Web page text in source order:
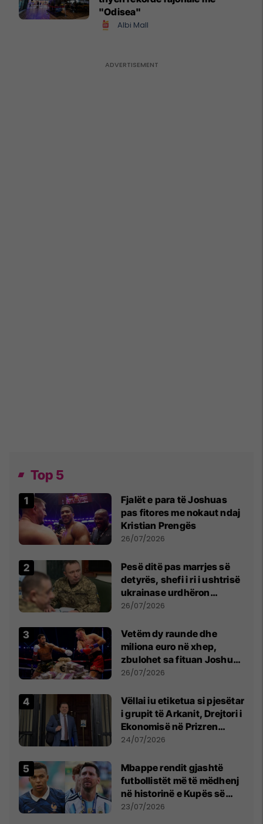
"Odisea"
Albi Mall
Top 5
Fjalët e para të Joshuas
pas fitores me nokaut ndaj
Kristian Prengës
26/07/2026
Pesë ditë pas marrjes së
detyrës, shefi i ri i ushtrisë
ukrainase urdhëron
kontroll të madh
26/07/2026
Vetëm dy raunde dhe
miliona euro në xhep,
zbulohet sa fituan Joshua
e Prenga
26/07/2026
Vëllai iu etiketua si pjesëtar
i grupit të Arkanit, Drejtori i
Ekonomisë në Prizren
mohon pretendimet
24/07/2026
Mbappe rendit gjashtë
futbollistët më të mëdhenj
në historinë e Kupës së
Botës, Messi mbetet i dyti
23/07/2026